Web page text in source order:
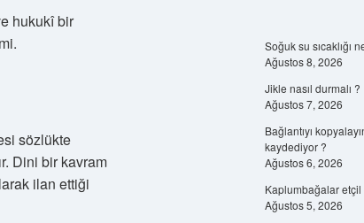
hukukî bir
sözlükte
Dini bir kavram
ilan ettiği
Soğuk su sıcaklığı
Ağustos 8, 2026
Jikle nasıl durmalı ?
Ağustos 7, 2026
Bağlantıyı
kaydediyor ?
Ağustos 6, 2026
Kaplumbağalar etçil
Ağustos 5, 2026